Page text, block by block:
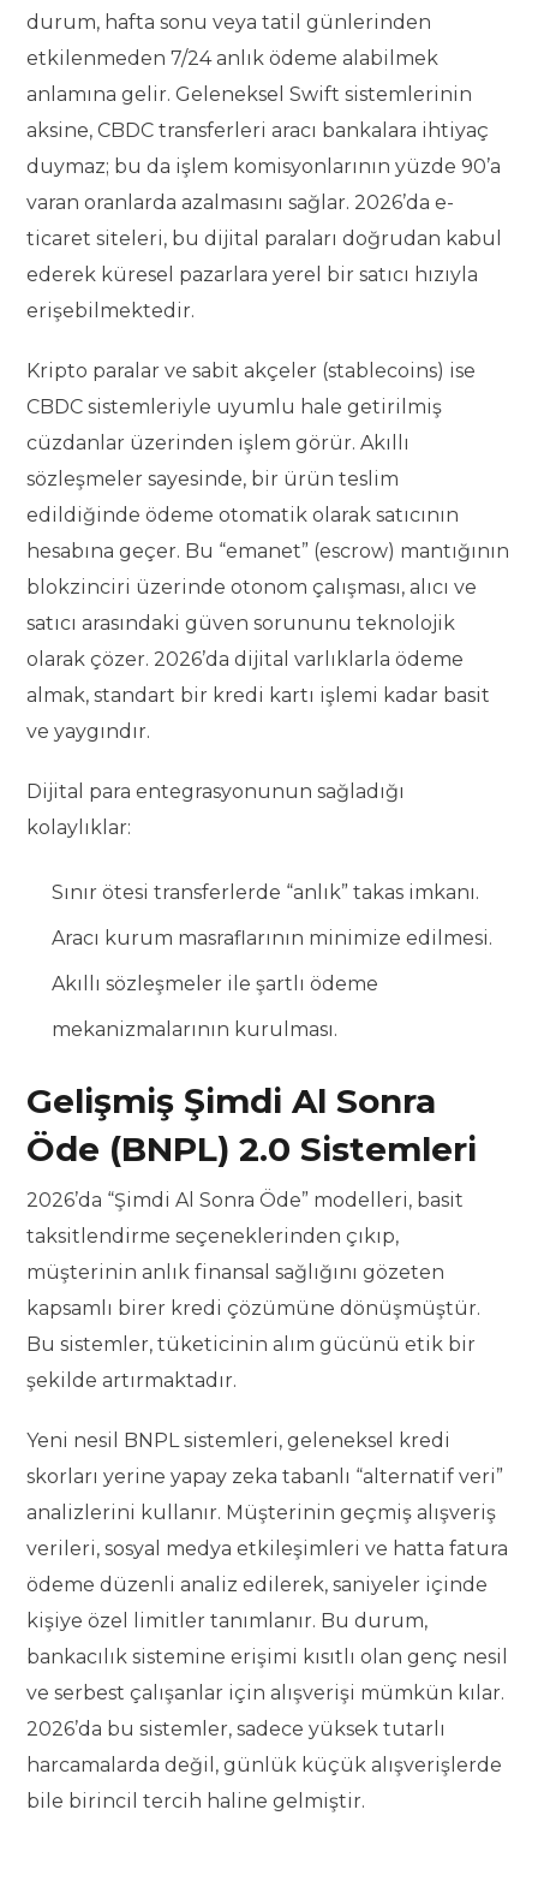
durum, hafta sonu veya tatil günlerinden
etkilenmeden 7/24 anlık ödeme alabilmek
anlamına gelir. Geleneksel Swift sistemlerinin
aksine, CBDC transferleri aracı bankalara ihtiyaç
duymaz; bu da işlem komisyonlarının yüzde 90’a
varan oranlarda azalmasını sağlar. 2026’da e-
ticaret siteleri, bu dijital paraları doğrudan kabul
ederek küresel pazarlara yerel bir satıcı hızıyla
erişebilmektedir.
Kripto paralar ve sabit akçeler (stablecoins) ise
CBDC sistemleriyle uyumlu hale getirilmiş
cüzdanlar üzerinden işlem görür. Akıllı
sözleşmeler sayesinde, bir ürün teslim
edildiğinde ödeme otomatik olarak satıcının
hesabına geçer. Bu “emanet” (escrow) mantığının
blokzinciri üzerinde otonom çalışması, alıcı ve
satıcı arasındaki güven sorununu teknolojik
olarak çözer. 2026’da dijital varlıklarla ödeme
almak, standart bir kredi kartı işlemi kadar basit
ve yaygındır.
Dijital para entegrasyonunun sağladığı
kolaylıklar:
Sınır ötesi transferlerde “anlık” takas imkanı.
Aracı kurum masraflarının minimize edilmesi.
Akıllı sözleşmeler ile şartlı ödeme
mekanizmalarının kurulması.
Gelişmiş Şimdi Al Sonra
Öde (BNPL) 2.0 Sistemleri
2026’da “Şimdi Al Sonra Öde” modelleri, basit
taksitlendirme seçeneklerinden çıkıp,
müşterinin anlık finansal sağlığını gözeten
kapsamlı birer kredi çözümüne dönüşmüştür.
Bu sistemler, tüketicinin alım gücünü etik bir
şekilde artırmaktadır.
Yeni nesil BNPL sistemleri, geleneksel kredi
skorları yerine yapay zeka tabanlı “alternatif veri”
analizlerini kullanır. Müşterinin geçmiş alışveriş
verileri, sosyal medya etkileşimleri ve hatta fatura
ödeme düzenli analiz edilerek, saniyeler içinde
kişiye özel limitler tanımlanır. Bu durum,
bankacılık sistemine erişimi kısıtlı olan genç nesil
ve serbest çalışanlar için alışverişi mümkün kılar.
2026’da bu sistemler, sadece yüksek tutarlı
harcamalarda değil, günlük küçük alışverişlerde
bile birincil tercih haline gelmiştir.